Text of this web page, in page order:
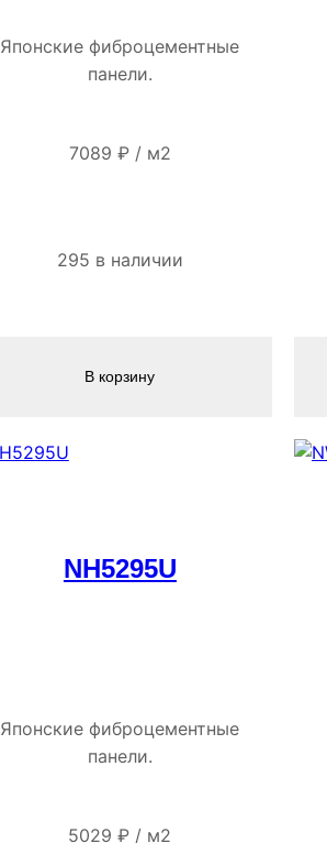
Японские фиброцементные
панели.
7089 ₽/ м2
295 в наличии
В корзину
NH5295U
Японские фиброцементные
панели.
5029₽ / м2